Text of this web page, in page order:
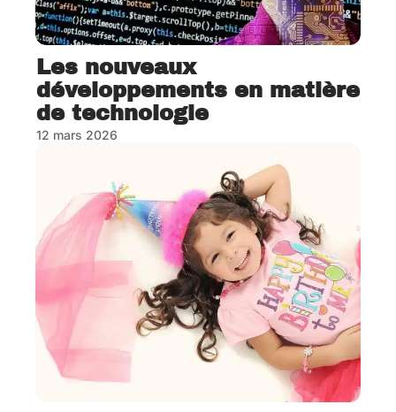
Les nouveaux
développements en matière
de technologie
12 mars 2026